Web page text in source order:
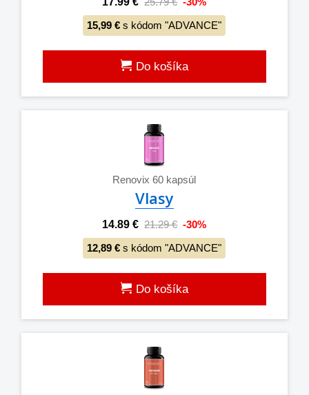
15,99 € s kódom "ADVANCE"
Do košíka
Renovix 60 kapsúl
Vlasy
14.89 € 21.29 € -30%
12,89 € s kódom "ADVANCE"
Do košíka